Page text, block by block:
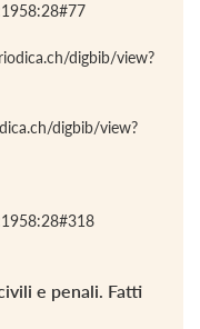
digbib/view?
digbib/view?
e penali. Fatti